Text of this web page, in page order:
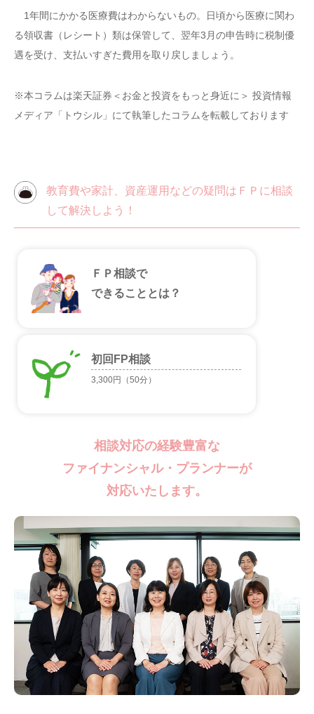
1年間にかかる医療費はわからないもの。日頃から医療に関わ
る領収書（レシート）類は保管して、翌年3月の申告時に税制優
遇を受け、支払いすぎた費用を取り戻しましょう。
※本コラムは楽天証券＜お金と投資をもっと身近に＞ 投資情報
メディア「トウシル」にて執筆したコラムを転載しております
教育費や家計、資産運用などの疑問はＦＰに相談
して解決しよう！
ＦＰ相談で
できることとは？
初回FP相談
3,300円（50分）
相談対応の経験豊富な
ファイナンシャル・プランナーが
対応いたします。